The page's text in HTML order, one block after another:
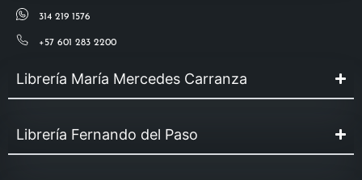
314 219 1576
+57 601 283 2200
Librería María Mercedes Carranza
Librería Fernando del Paso